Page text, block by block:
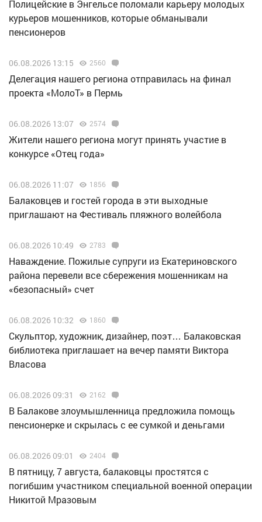
Полицейские в Энгельсе поломали карьеру молодых
курьеров мошенников, которые обманывали
пенсионеров
06.08.2026 13:15 2560
Делегация нашего региона отправилась на финал
проекта «МолоТ» в Пермь
06.08.2026 13:07 2574
Жители нашего региона могут принять участие в
конкурсе «Отец года»
06.08.2026 11:07 1856
Балаковцев и гостей города в эти выходные
приглашают на Фестиваль пляжного волейбола
06.08.2026 10:49 2783
Наваждение. Пожилые супруги из Екатериновского
района перевели все сбережения мошенникам на
«безопасный» счет
06.08.2026 10:32 1860
Скульптор, художник, дизайнер, поэт… Балаковская
библиотека приглашает на вечер памяти Виктора
Власова
06.08.2026 09:31 2162
В Балакове злоумышленница предложила помощь
пенсионерке и скрылась с ее сумкой и деньгами
06.08.2026 09:01 2404
В пятницу, 7 августа, балаковцы простятся с
погибшим участником специальной военной операции
Никитой Мразовым